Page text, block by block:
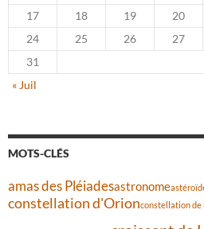
17
18 19 20
24
25 26 27
31
« Juil
MOTS-CLÉS
amas des Pléiadesastronome
constellation d'Orionconstellation de